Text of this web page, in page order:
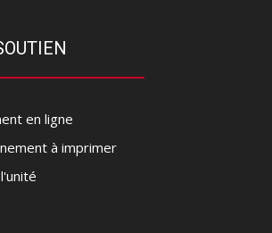
en ligne
à imprimer